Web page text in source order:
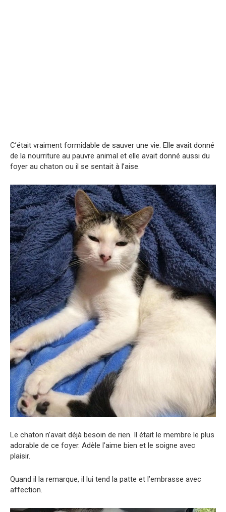
C’était vraiment formidable de sauver une vie. Elle avait donné
de la nourriture au pauvre animal et elle avait donné aussi du
foyer au chaton ou il se sentait à l’aise.
Le chaton n’avait déjà besoin de rien. Il était le membre le plus
adorable de ce foyer. Adèle l’aime bien et le soigne avec
plaisir.
Quand il la remarque, il lui tend la patte et l’embrasse avec
affection.